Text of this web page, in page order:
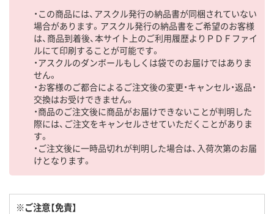
・この商品には、アスクル発行の納品書が同梱されていない
場合があります。アスクル発行の納品書をご希望のお客様
は、商品到着後、本サイト上のご利用履歴よりＰＤＦファイ
ルにて印刷することが可能です。
・アスクルのダンボールもしくは袋でのお届けではありま
せん。
・お客様のご都合によるご注文後の変更・キャンセル・返品・
交換はお受けできません。
・商品のご注文後に商品がお届けできないことが判明した
際には、ご注文をキャンセルさせていただくことがありま
す。
・ご注文後に一時品切れが判明した場合は、入荷次第のお届
けとなります。
※ご注意【免責】